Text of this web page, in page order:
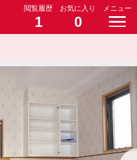
閲覧履歴
1
お気に入り
0
メニュー